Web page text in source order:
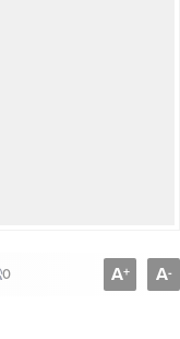
0 A+ A-